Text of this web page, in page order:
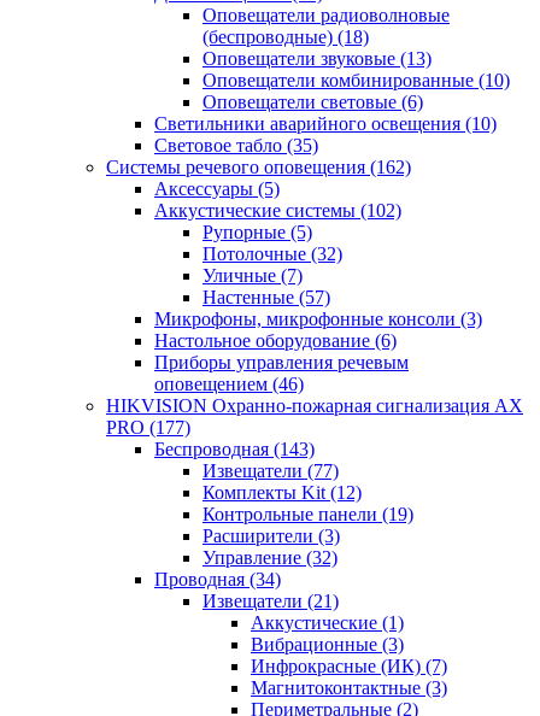
Оповещатели радиоволновые
(беспроводные) (18)
Оповещатели звуковые (13)
Оповещатели комбинированные (10)
Оповещатели световые (6)
Светильники аварийного освещения (10)
Световое табло (35)
Системы речевого оповещения (162)
Аксессуары (5)
Аккустические системы (102)
Рупорные (5)
Потолочные (32)
Уличные (7)
Настенные (57)
Микрофоны, микрофонные консоли (3)
Настольное оборудование (6)
Приборы управления речевым
оповещением (46)
HIKVISION Охранно-пожарная сигнализация AX
PRO (177)
Беспроводная (143)
Извещатели (77)
Комплекты Kit (12)
Контрольные панели (19)
Расширители (3)
Управление (32)
Проводная (34)
Извещатели (21)
Аккустические (1)
Вибрационные (3)
Инфрокрасные (ИК) (7)
Магнитоконтактные (3)
Периметральные (2)